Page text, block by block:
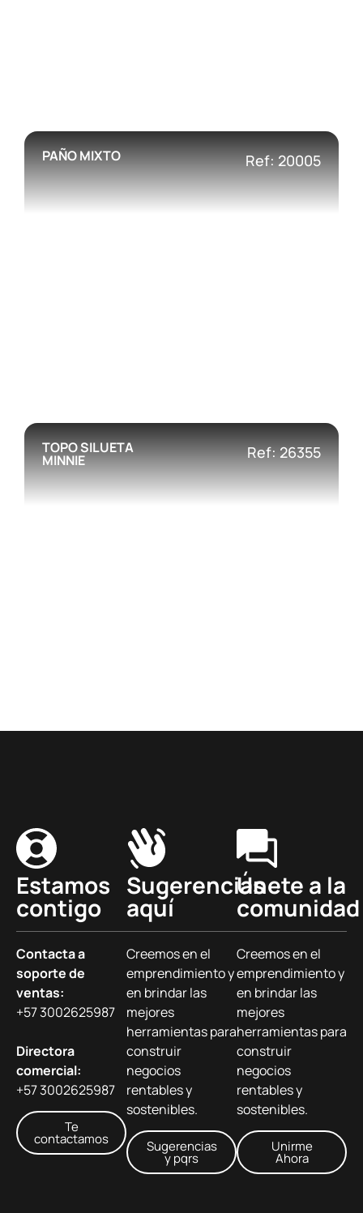
PAÑO MIXTO Ref: 20005
TOPO SILUETA
MINNIE Ref: 26355
Estamos
contigo
Contacta a
soporte de
ventas:
+57 3002625987
Directora
comercial:
+57 3002625987
Te
contactamos
Sugerencias
aquí
Creemos en el
emprendimiento y
en brindar las
mejores
herramientas para
construir
negocios
rentables y
sostenibles.
Sugerencias
y pqrs
Únete a la
comunidad
Creemos en el
emprendimiento y
en brindar las
mejores
herramientas para
construir
negocios
rentables y
sostenibles.
Unirme
Ahora